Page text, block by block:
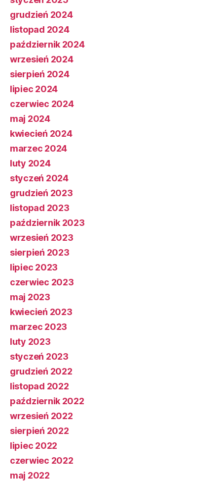
grudzień 2024
listopad 2024
październik 2024
wrzesień 2024
sierpień 2024
lipiec 2024
czerwiec 2024
maj 2024
kwiecień 2024
marzec 2024
luty 2024
styczeń 2024
grudzień 2023
listopad 2023
październik 2023
wrzesień 2023
sierpień 2023
lipiec 2023
czerwiec 2023
maj 2023
kwiecień 2023
marzec 2023
luty 2023
styczeń 2023
grudzień 2022
listopad 2022
październik 2022
wrzesień 2022
sierpień 2022
lipiec 2022
czerwiec 2022
maj 2022